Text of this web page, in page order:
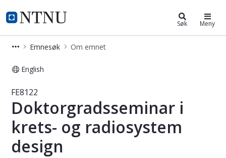
NTNU Hjemmeside
Studier Søk Meny
Emnesøk Om emnet
English
Emne - Doktorgradsseminar i
FE8122
Doktorgradsseminar i
krets- og radiosystem
design